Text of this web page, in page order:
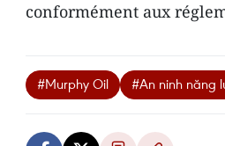
conformément aux
#Murphy Oil #An ninh năng